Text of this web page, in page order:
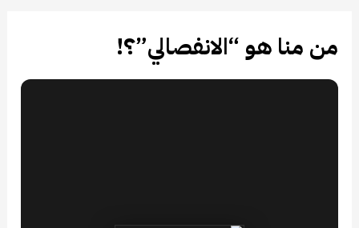
من منا هو “الانفصالي”؟!